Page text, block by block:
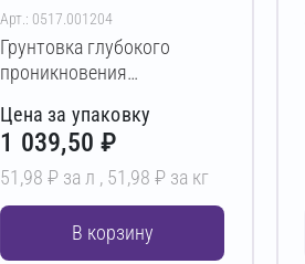
Арт.: 0517.001204
Грунтовка глубокого
проникновения
Цена за упаковку
1 039,50 ₽
51,98 ₽ за л , 51,98 ₽ за кг
В корзину